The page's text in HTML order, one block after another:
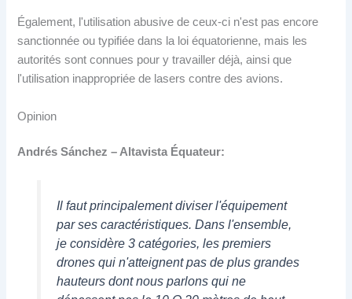
Également, l'utilisation abusive de ceux-ci n'est pas encore
sanctionnée ou typifiée dans la loi équatorienne, mais les
autorités sont connues pour y travailler déjà, ainsi que
l'utilisation inappropriée de lasers contre des avions.
Opinion
Andrés Sánchez – Altavista Équateur:
Il faut principalement diviser l'équipement
par ses caractéristiques. Dans l'ensemble,
je considère 3 catégories, les premiers
drones qui n'atteignent pas de plus grandes
hauteurs dont nous parlons qui ne